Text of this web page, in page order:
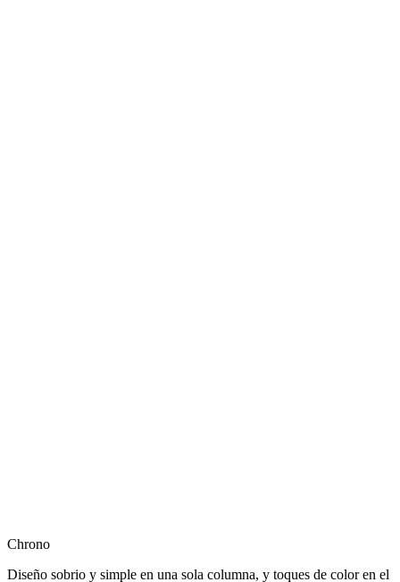
Chrono
Diseño sobrio y simple en una sola columna, y toques de color en el